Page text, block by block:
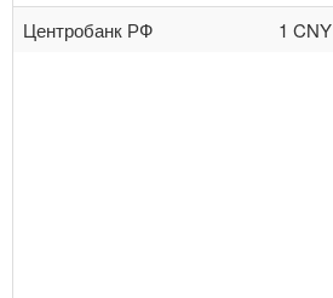
Центробанк РФ 1 CNY